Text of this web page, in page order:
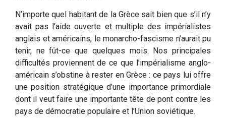
N’importe quel habitant de la Grèce sait bien que s’il n’y
avait pas l’aide ouverte et multiple des impérialistes
anglais et américains, le monarcho-fascisme n’aurait pu
tenir, ne fût-ce que quelques mois. Nos principales
difficultés proviennent de ce que l’impérialisme anglo-
américain s’obstine à rester en Grèce : ce pays lui offre
une position stratégique d’une importance primordiale
dont il veut faire une importante tête de pont contre les
pays de démocratie populaire et l’Union soviétique.